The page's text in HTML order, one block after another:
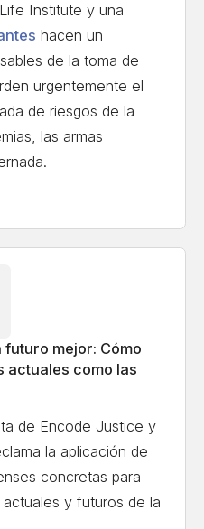
Institute y una
hacen un
de la toma de
urgentemente el
de riesgos de la
las armas
mejor: Cómo
actuales como las
de Encode Justice y
la aplicación de
concretas para
y futuros de la